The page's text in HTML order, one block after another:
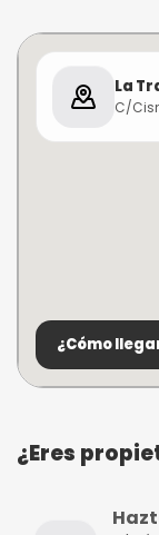
La
C/
¿Cómo
¿Eres